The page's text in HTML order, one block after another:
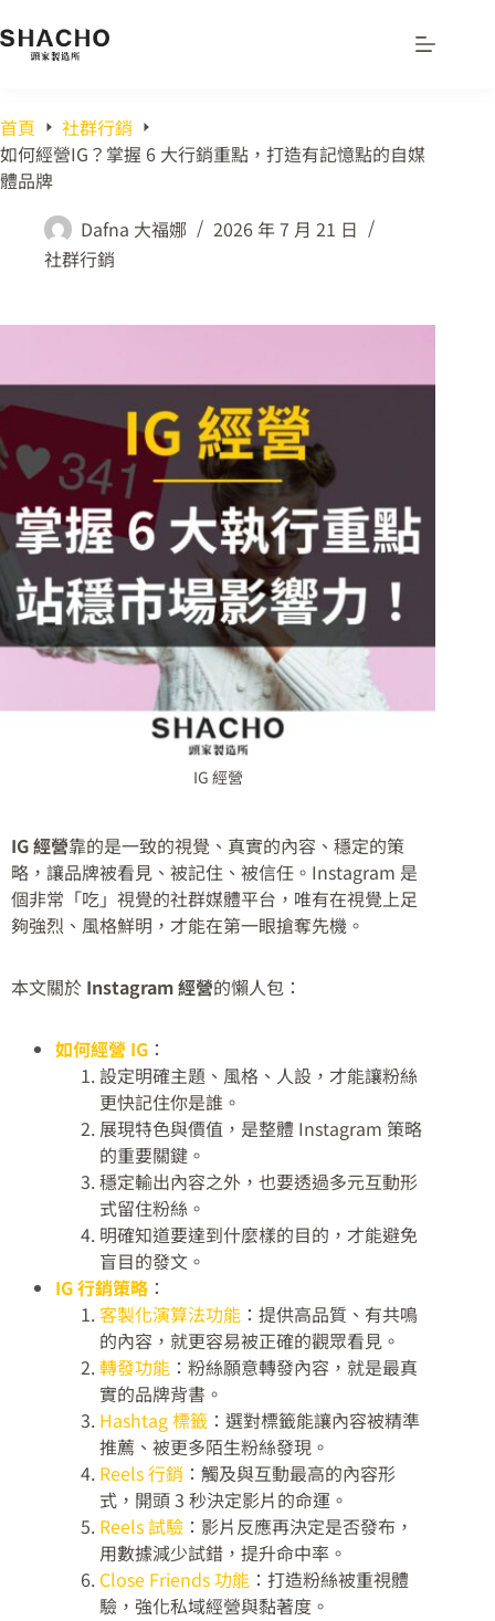
首頁
社群行銷
如何經營IG？掌握 6 大行銷重點，打造有記憶點的自媒
體品牌
Dafna 大福娜
2026 年 7 月 21 日
社群行銷
IG 經營
IG 經營靠的是一致的視覺、真實的內容、穩定的策
略，讓品牌被看見、被記住、被信任。Instagram 是
個非常「吃」視覺的社群媒體平台，唯有在視覺上足
夠強烈、風格鮮明，才能在第一眼搶奪先機。
本文關於 Instagram 經營的懶人包：
如何經營 IG ：
設定明確主題、風格、人設，才能讓粉絲
更快記住你是誰。
展現特色與價值，是整體 Instagram 策略
的重要關鍵。
穩定輸出內容之外，也要透過多元互動形
式留住粉絲。
明確知道要達到什麼樣的目的，才能避免
盲目的發文。
IG 行銷策略 ：
客製化演算法功能 ：提供高品質、有共鳴
的內容，就更容易被正確的觀眾看見。
轉發功能 ：粉絲願意轉發內容，就是最真
實的品牌背書。
Hashtag 標籤 ：選對標籤能讓內容被精準
推薦、被更多陌生粉絲發現。
Reels 行銷 ：觸及與互動最高的內容形
式，開頭 3 秒決定影片的命運。
Reels 試驗 ：影片反應再決定是否發布，
用數據減少試錯，提升命中率。
Close Friends 功能 ：打造粉絲被重視體
驗，強化私域經營與黏著度。